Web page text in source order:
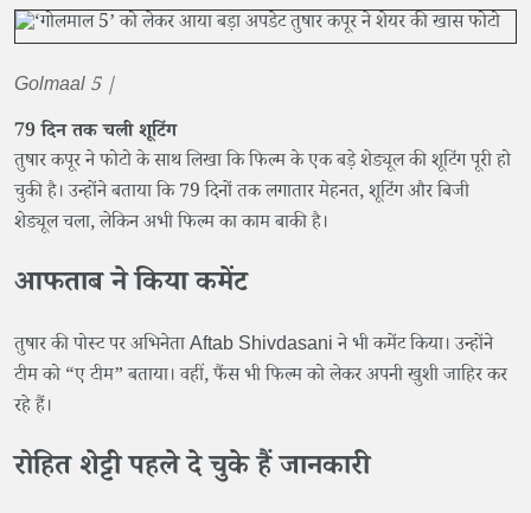
Golmaal 5 |
79 दिन तक चली शूटिंग
तुषार कपूर ने फोटो के साथ लिखा कि फिल्म के एक बड़े शेड्यूल की शूटिंग पूरी हो
चुकी है। उन्होंने बताया कि 79 दिनों तक लगातार मेहनत, शूटिंग और बिजी
शेड्यूल चला, लेकिन अभी फिल्म का काम बाकी है।
आफताब ने किया कमेंट
तुषार की पोस्ट पर अभिनेता Aftab Shivdasani ने भी कमेंट किया। उन्होंने
टीम को “ए टीम” बताया। वहीं, फैंस भी फिल्म को लेकर अपनी खुशी जाहिर कर
रहे हैं।
रोहित शेट्टी पहले दे चुके हैं जानकारी